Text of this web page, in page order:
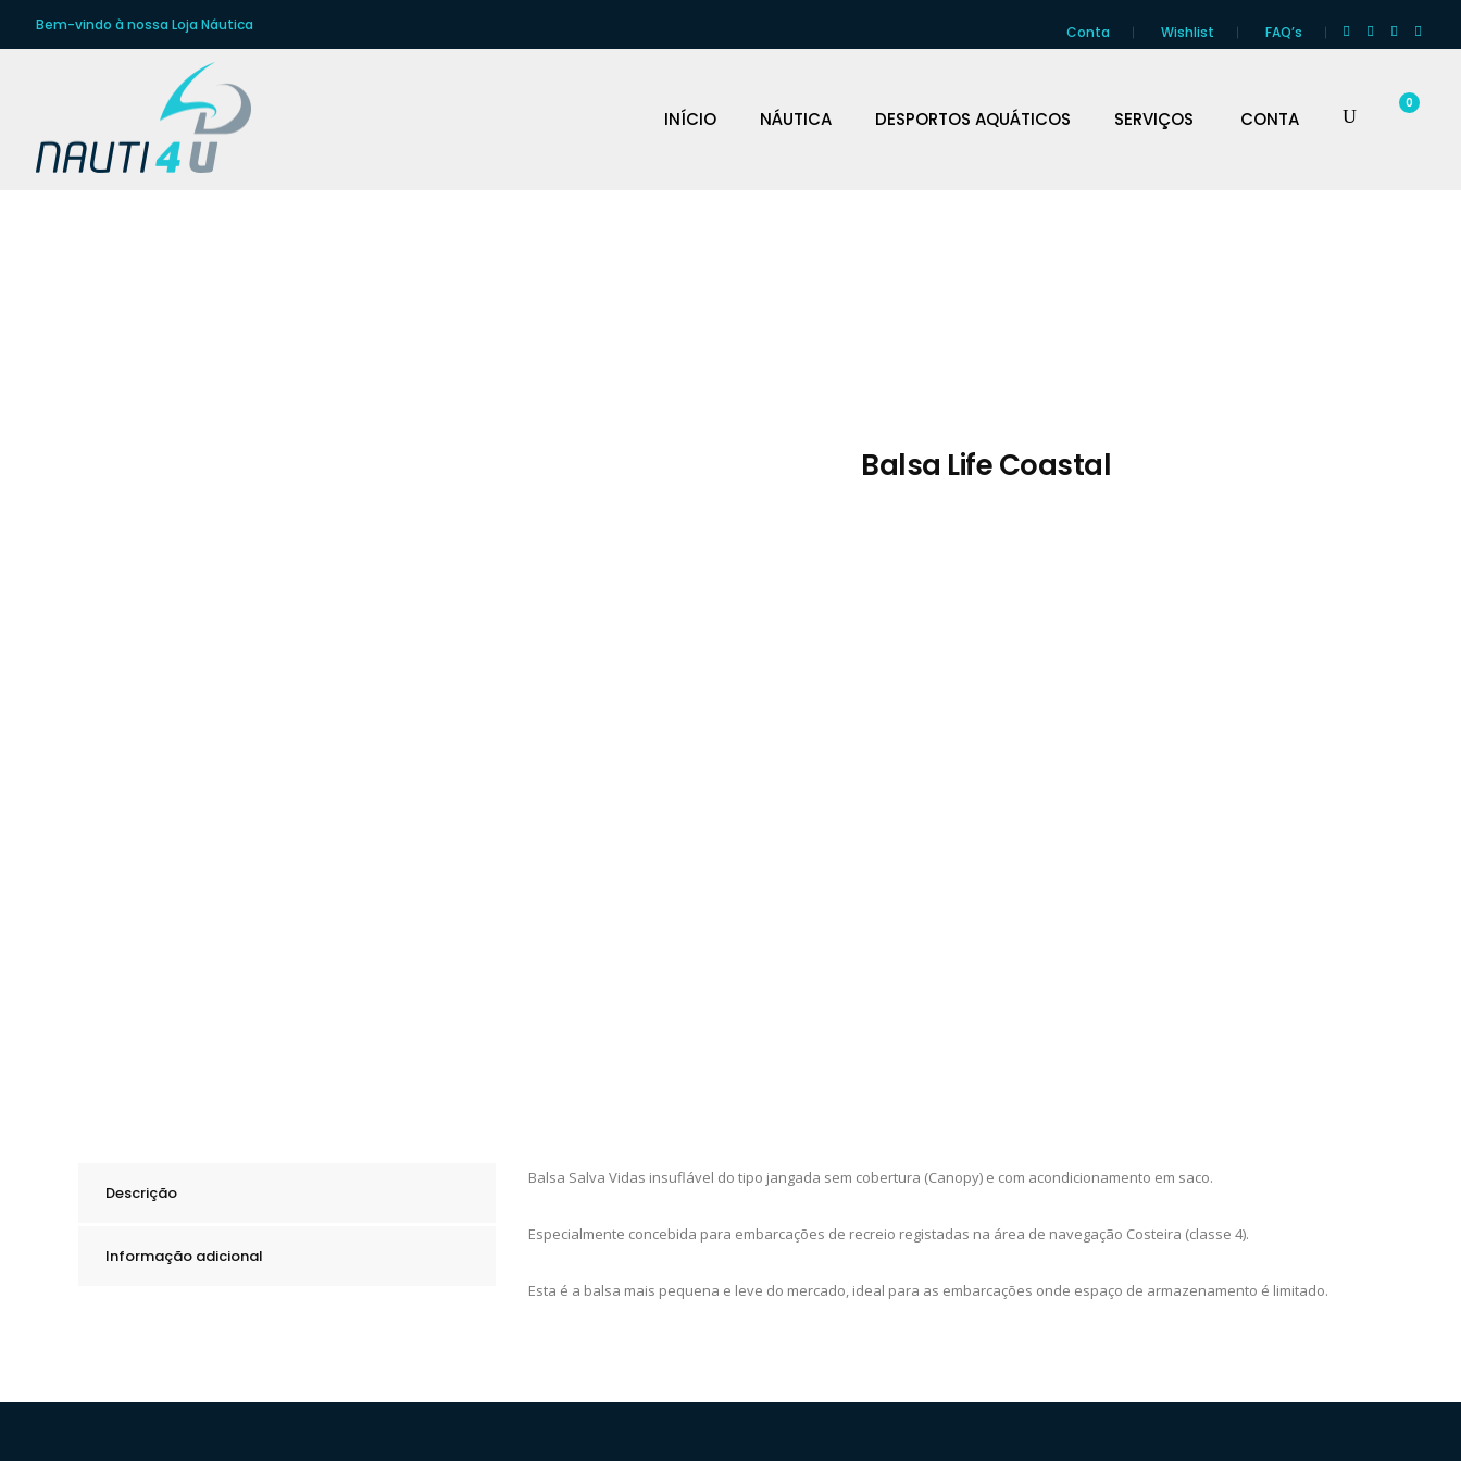
Bem-vindo à nossa Loja Náutica Conta Wishlist FAQ’s
INÍCIO NÁUTICA DESPORTOS AQUÁTICOS SERVIÇOS CONTA
0
Balsa Life Coastal
Descrição
Informação adicional
Balsa Salva Vidas insuflável do tipo jangada sem cobertura (Canopy) e com acondicionamento em saco.
Especialmente concebida para embarcações de recreio registadas na área de navegação Costeira (classe 4).
Esta é a balsa mais pequena e leve do mercado, ideal para as embarcações onde espaço de armazenamento é limitado.